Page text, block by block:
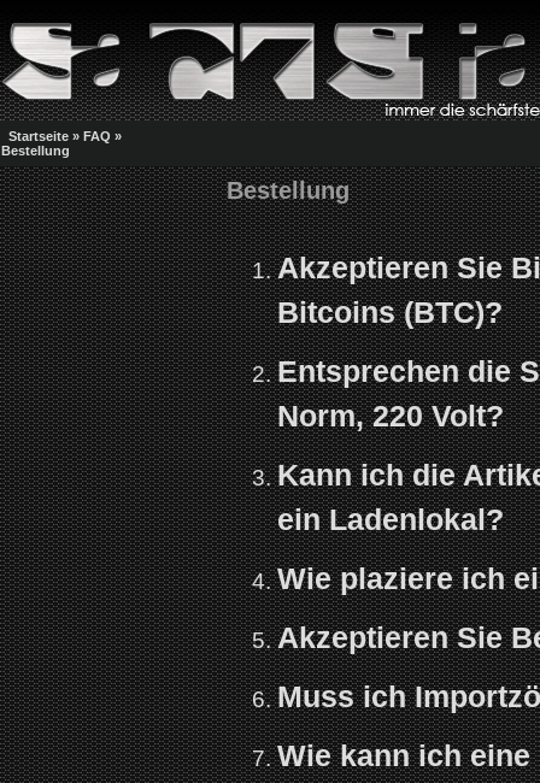
Startseite » FAQ »
Bestellung
Bestellung
Akzeptieren Sie
Bitcoins (BTC)?
Entsprechen die
Norm, 220 Volt?
Kann ich die
ein Ladenlokal?
Wie plaziere ich
Akzeptieren Sie
Muss ich
Wie kann ich